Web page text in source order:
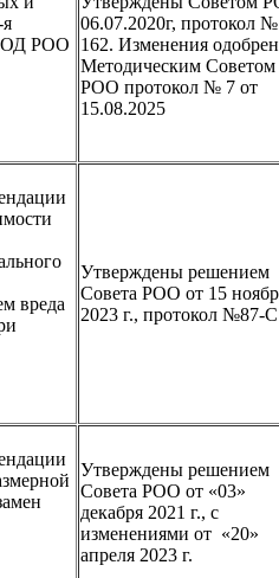
РОО
06.07.2020г, протокол №
162. Изменения
Методическим Советом
РОО протокол № 7 от
15.08.2025
вреда
Утверждены решением
Совета РОО от 15
2023 г., протокол №87-
Утверждены решением
Совета РОО от «03»
декабря 2021 г., с
изменениями от «20»
апреля 2023 г.